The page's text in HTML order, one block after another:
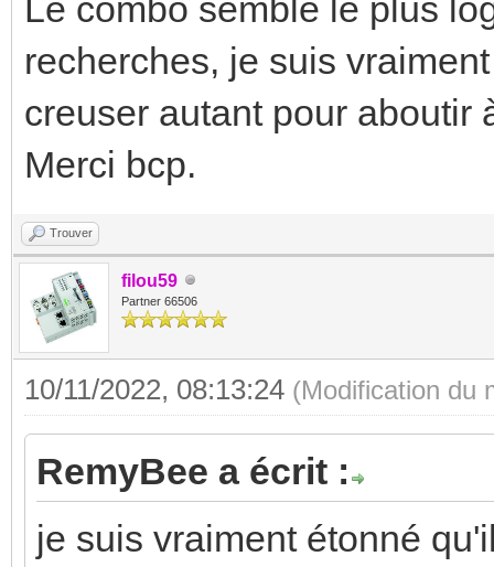
Le combo semble le plus
recherches, je suis
creuser autant pour aboutir
Merci bcp.
Trouver
filou59
Partner 66506
10/11/2022, 08:13:24 (Modification du
RemyBee a écrit :
je suis vraiment étonné